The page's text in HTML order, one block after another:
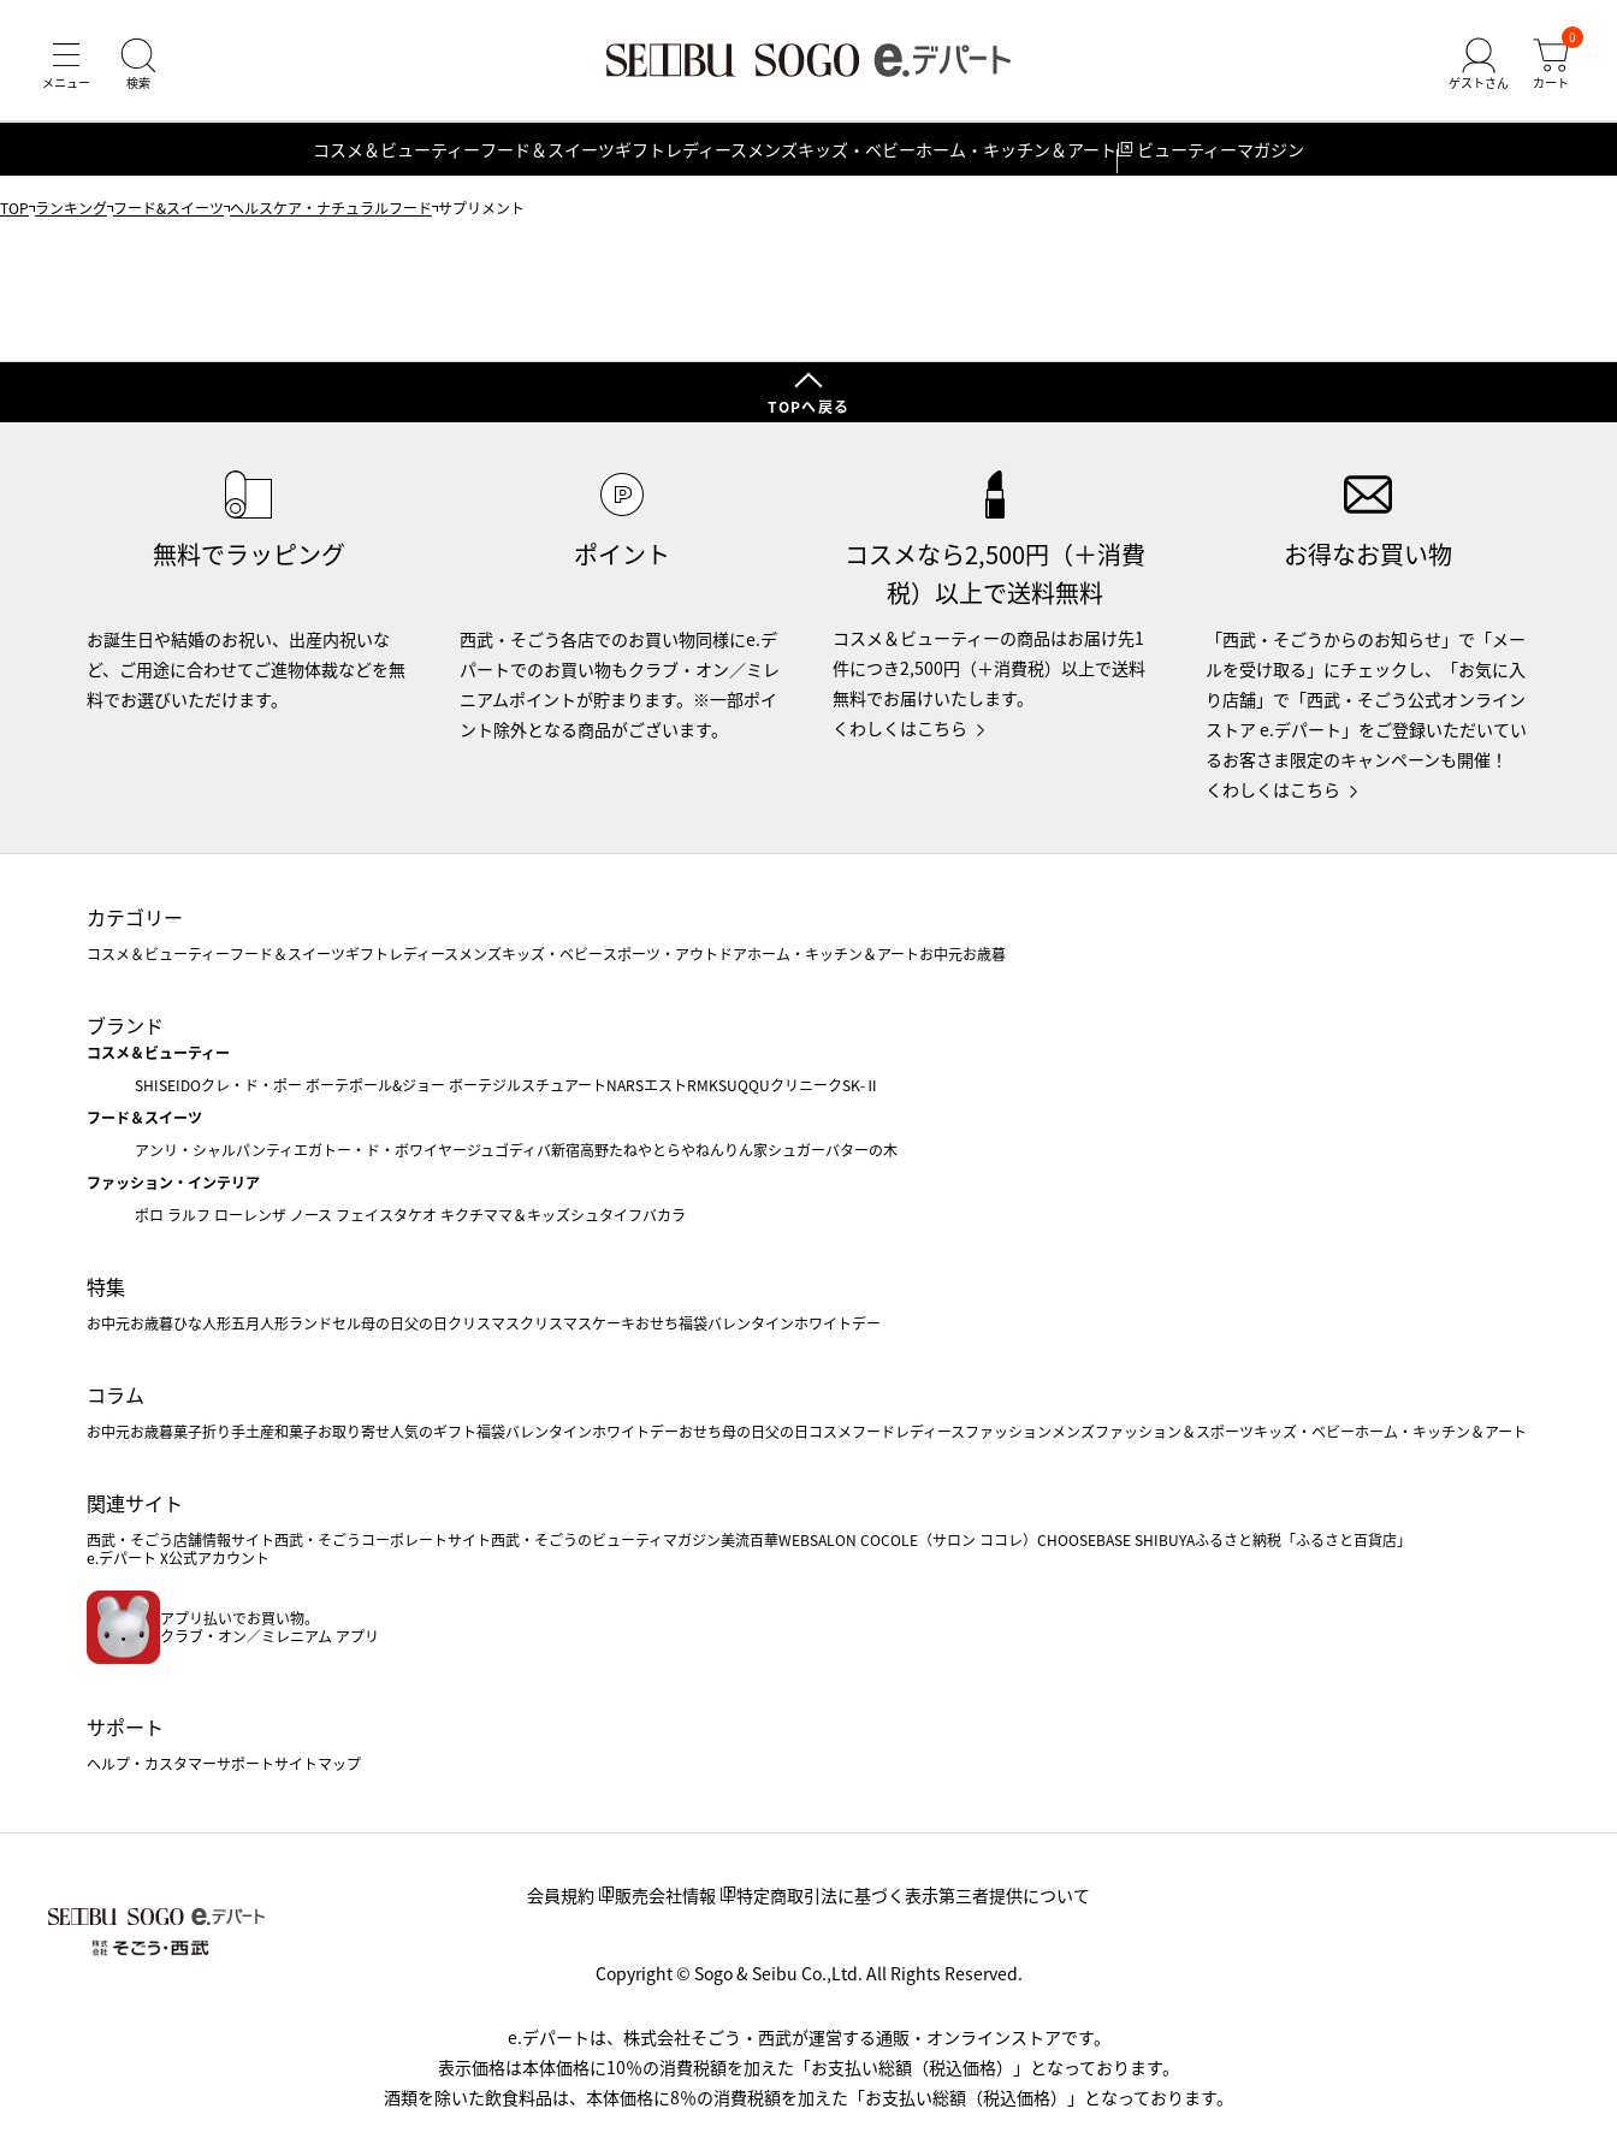
0
コスメ＆ビューティーフード＆スイーツギフト レディース メンズキッズ・ベビーホーム・キッチン＆アート ビューティーマガジン
TOP ランキング フード&スイーツ ヘルスケア・ナチュラルフード サプリメント
TOPへ戻る
無料でラッピング
お誕生日や結婚のお祝い、出産内祝いな
ど、ご用途に合わせてご進物体裁などを無
料でお選びいただけます。
ポイント
西武・そごう各店でのお買い物同様にe.デ
パートでのお買い物もクラブ・オン／ミレ
ニアムポイントが貯まります。※一部ポイ
ント除外となる商品がございます。
コスメなら2,500円（＋消費
税）以上で送料無料
コスメ＆ビューティーの商品はお届け先1
件につき2,500円（＋消費税）以上で送料
無料でお届けいたします。
くわしくはこちら
お得なお買い物
「西武・そごうからのお知らせ」で「メー
ルを受け取る」にチェックし、「お気に入
り店舗」で「西武・そごう公式オンライン
ストア e.デパート」をご登録いただいてい
るお客さま限定のキャンペーンも開催！
くわしくはこちら
カテゴリー
コスメ＆ビューティーフード＆スイーツギフト レディース メンズキッズ・ベビースポーツ・アウトドアホーム・キッチン＆アートお中元お歳暮
ブランド
コスメ＆ビューティー
SHISEIDOクレ・ド・ポー ボーテポール&ジョー ボーテジルスチュアートNARSエストRMKSUQQUクリニークSK-Ⅱ
フード＆スイーツ
アンリ・シャルパンティエガトー・ド・ボワイヤージュ ゴディバ新宿高野たねやとらやねんりん家シュガーバターの木
ファッション・インテリア
ポロ ラルフ ローレンザ ノース フェイスタケオ キクチママ＆キッズシュタイフバカラ
特集
お中元お歳暮ひな人形五月人形ランドセル母の日父の日クリスマスクリスマスケーキおせち福袋バレンタインホワイトデー
コラム
お中元お歳暮菓子折り手土産和菓子お取り寄せ人気のギフト福袋バレンタインホワイトデーおせち母の日父の日 コスメフードレディースファッションメンズファッション＆スポーツキッズ・ベビーホーム・キッチン＆アート
関連サイト
西武・そごう店舗情報サイト西武・そごうコーポレートサイト西武・そごうのビューティマガジン美流百華WEBSALON COCOLE（サロン ココレ） CHOOSEBASE SHIBUYAふるさと納税「ふるさと百貨店」
e.デパート X公式アカウント
アプリ払いでお買い物。
クラブ・オン／ミレニアム アプリ
サポート
ヘルプ・カスタマーサポートサイトマップ
会員規約 販売会社情報 特定商取引法に基づく表示第三者提供について
Copyright © Sogo & Seibu Co.,Ltd. All Rights Reserved.
e.デパートは、株式会社そごう・西武が運営する通販・オンラインストアです。
表示価格は本体価格に10％の消費税額を加えた「お支払い総額（税込価格）」となっております。
酒類を除いた飲食料品は、本体価格に8％の消費税額を加えた「お支払い総額（税込価格）」となっております。